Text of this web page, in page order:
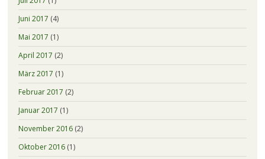
Juni 2017 (4)
Mai 2017 (1)
April 2017 (2)
März 2017 (1)
Februar 2017 (2)
Januar 2017 (1)
November 2016(2)
Oktober 2016(1)